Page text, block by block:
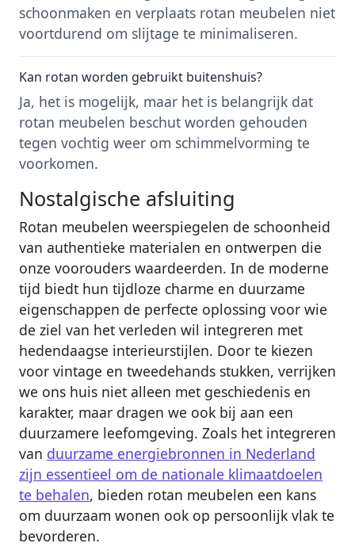
schoonmaken en verplaats rotan meubelen niet
voortdurend om slijtage te minimaliseren.
Kan rotan worden gebruikt buitenshuis?
Ja, het is mogelijk, maar het is belangrijk dat
rotan meubelen beschut worden gehouden
tegen vochtig weer om schimmelvorming te
voorkomen.
Nostalgische afsluiting
Rotan meubelen weerspiegelen de schoonheid
van authentieke materialen en ontwerpen die
onze voorouders waardeerden. In de moderne
tijd biedt hun tijdloze charme en duurzame
eigenschappen de perfecte oplossing voor wie
de ziel van het verleden wil integreren met
hedendaagse interieurstijlen. Door te kiezen
voor vintage en tweedehands stukken, verrijken
we ons huis niet alleen met geschiedenis en
karakter, maar dragen we ook bij aan een
duurzamere leefomgeving. Zoals het integreren
van duurzame energiebronnen in Nederland
zijn essentieel om de nationale klimaatdoelen
te behalen, bieden rotan meubelen een kans
om duurzaam wonen ook op persoonlijk vlak te
bevorderen.